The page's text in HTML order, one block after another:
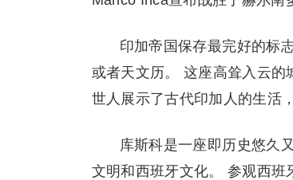
印加帝国保存最完好的标
或者天文历。 这座高耸入云的
世人展示了古代印加人的生活
库斯科是一座即历史悠久
文明和西班牙文化。 参观西